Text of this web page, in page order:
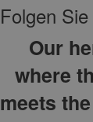
Folgen
Our
where
meets